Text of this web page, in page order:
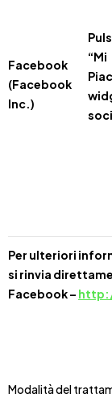
Facebook
(Facebook
Inc.)
“Mi
Per ulteriori
si rinvia
Facebook –
Modalità del